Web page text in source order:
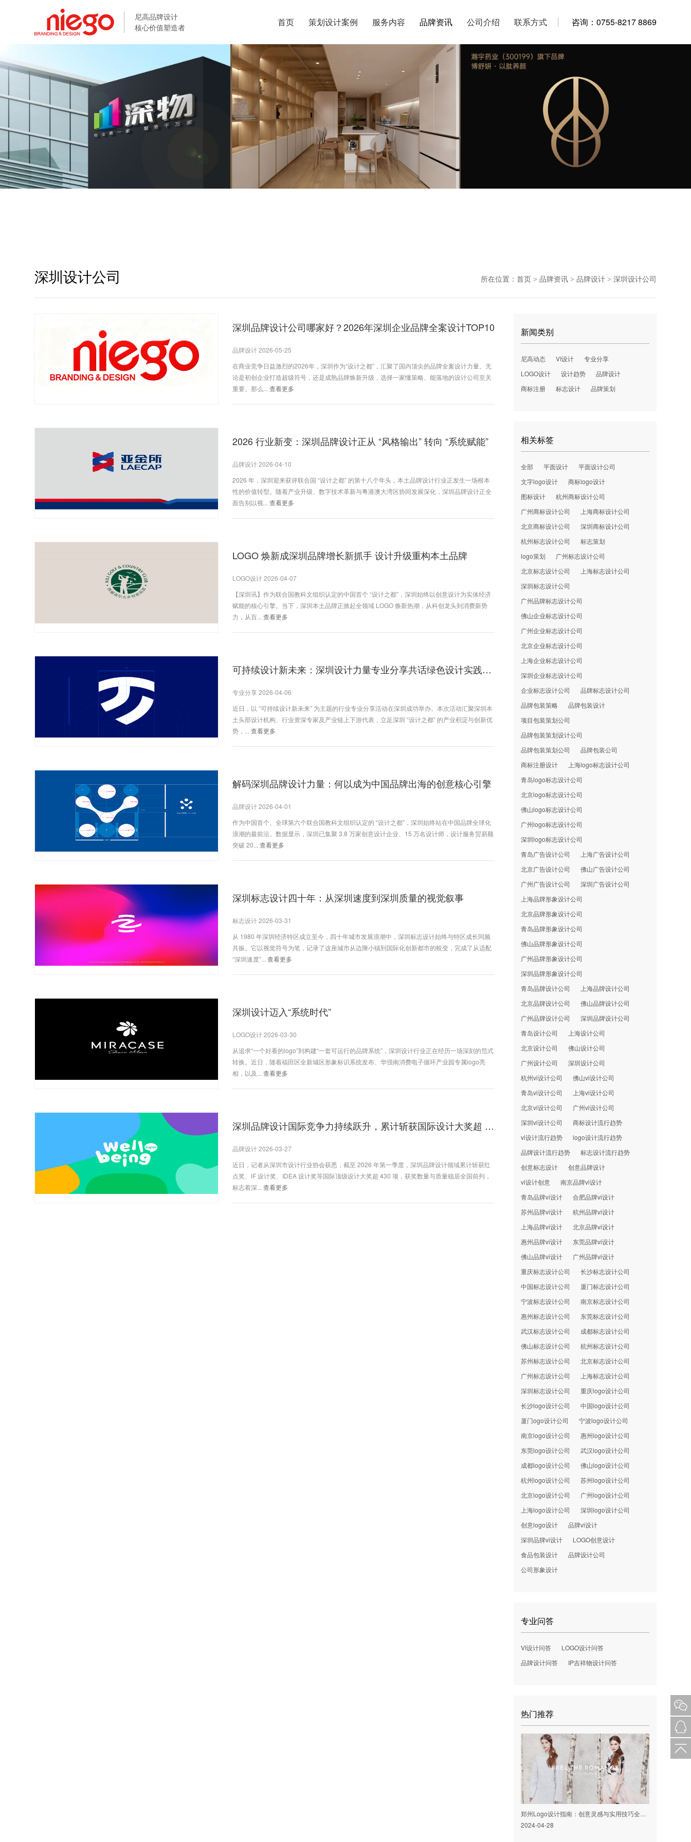
尼高品牌设计
核心价值塑造者
首页 策划设计案例 服务内容 品牌资讯 公司介绍 联系方式 咨询：0755-8217 8869
尼高品牌设计
核心价值塑造者
首页 策划设计案例 服务内容 品牌资讯 公司介绍 联系方式 咨询：0755-8217 8869
深圳设计公司 所在位置： 首页 > 品牌资讯 > 品牌设计 > 深圳设计公司
深圳品牌设计公司哪家好？2026年深圳企业品牌全案设计TOP10
品牌设计 2026-05-25
在商业竞争日益激烈的2026年，深圳作为“设计之都”，汇聚了国内顶尖的品牌全案设计力量。无
论是初创企业打造超级符号，还是成熟品牌焕新升级，选择一家懂策略、能落地的设计公司至关
重要。那么...查看更多
2026 行业新变：深圳品牌设计正从 “风格输出” 转向 “系统赋能”
品牌设计 2026-04-10
2026 年，深圳迎来获评联合国 “设计之都” 的第十八个年头，本土品牌设计行业正发生一场根本
性的价值转型。随着产业升级、数字技术革新与粤港澳大湾区协同发展深化，深圳品牌设计正全
面告别以视...查看更多
LOGO 焕新成深圳品牌增长新抓手 设计升级重构本土品牌
LOGO设计 2026-04-07
【深圳讯】作为联合国教科文组织认定的中国首个 “设计之都”，深圳始终以创意设计为实体经济
赋能的核心引擎。当下，深圳本土品牌正掀起全领域 LOGO 焕新热潮，从科创龙头到消费新势
力，从百...查看更多
可持续设计新未来：深圳设计力量专业分享共话绿色设计实践路径
专业分享 2026-04-06
近日，以 “可持续设计新未来” 为主题的行业专业分享活动在深圳成功举办。本次活动汇聚深圳本
土头部设计机构、行业资深专家及产业链上下游代表，立足深圳 “设计之都” 的产业积淀与创新优
势，...查看更多
解码深圳品牌设计力量：何以成为中国品牌出海的创意核心引擎
品牌设计 2026-04-01
作为中国首个、全球第六个联合国教科文组织认定的 “设计之都”，深圳始终站在中国品牌全球化
浪潮的最前沿。数据显示，深圳已集聚 3.8 万家创意设计企业、15 万名设计师，设计服务贸易额
突破 20...查看更多
深圳标志设计四十年：从深圳速度到深圳质量的视觉叙事
标志设计 2026-03-31
从 1980 年深圳经济特区成立至今，四十年城市发展浪潮中，深圳标志设计始终与特区成长同频
共振。它以视觉符号为笔，记录了这座城市从边陲小镇到国际化创新都市的蜕变，完成了从适配
“深圳速度”...查看更多
深圳设计迈入“系统时代”
LOGO设计 2026-03-30
从追求“一个好看的logo”到构建“一套可运行的品牌系统”，深圳设计行业正在经历一场深刻的范式
转换。近日，随着福田区全新城区形象标识系统发布、华强南消费电子循环产业园专属logo亮
相，以及...查看更多
深圳品牌设计国际竞争力持续跃升，累计斩获国际设计大奖超 430 项
品牌设计 2026-03-27
近日，记者从深圳市设计行业协会获悉，截至 2026 年第一季度，深圳品牌设计领域累计斩获红
点奖、iF 设计奖、IDEA 设计奖等国际顶级设计大奖超 430 项，获奖数量与质量稳居全国前列，
标志着深...查看更多
新闻类别
尼高动态 VI设计
专业分享
LOGO设计
设计趋势
品牌设计
商标注册
标志设计 品牌策划
相关标签
全部 平面设计
平面设计公司
文字logo设计
商标logo设计
图标设计
杭州商标设计公司
广州商标设计公司
上海商标设计公司
北京商标设计公司
深圳商标设计公司
杭州标志设计公司
标志策划
logo策划
广州标志设计公司
北京标志设计公司
上海标志设计公司
深圳标志设计公司
广州品牌标志设计公司
佛山企业标志设计公司
广州企业标志设计公司
北京企业标志设计公司
上海企业标志设计公司
深圳企业标志设计公司
企业标志设计公司
品牌标志设计公司
品牌包装策略
品牌包装设计
项目包装策划公司
品牌包装策划设计公司
品牌包装策划公司
品牌包装公司
商标注册设计
上海logo标志设计公司
青岛logo标志设计公司
北京logo标志设计公司
佛山logo标志设计公司
广州logo标志设计公司
深圳logo标志设计公司
青岛广告设计公司
上海广告设计公司
北京广告设计公司
佛山广告设计公司
广州广告设计公司
深圳广告设计公司
上海品牌形象设计公司
北京品牌形象设计公司
青岛品牌形象设计公司
佛山品牌形象设计公司
广州品牌形象设计公司
深圳品牌形象设计公司
青岛品牌设计公司
上海品牌设计公司
北京品牌设计公司
佛山品牌设计公司
广州品牌设计公司
深圳品牌设计公司
青岛设计公司
上海设计公司
北京设计公司
佛山设计公司
广州设计公司
深圳设计公司
杭州vi设计公司
佛山vi设计公司
青岛vi设计公司
上海vi设计公司
北京vi设计公司
广州vi设计公司
深圳vi设计公司
商标设计流行趋势
vi设计流行趋势
logo设计流行趋势
品牌设计流行趋势
标志设计流行趋势
创意标志设计
创意品牌设计
vi设计创意
南京品牌vi设计
青岛品牌vi设计
合肥品牌vi设计
苏州品牌vi设计
杭州品牌vi设计
上海品牌vi设计
北京品牌vi设计
惠州品牌vi设计
东莞品牌vi设计
佛山品牌vi设计
广州品牌vi设计
重庆标志设计公司
长沙标志设计公司
中国标志设计公司
厦门标志设计公司
宁波标志设计公司
南京标志设计公司
惠州标志设计公司
东莞标志设计公司
武汉标志设计公司
成都标志设计公司
佛山标志设计公司
杭州标志设计公司
苏州标志设计公司
北京标志设计公司
广州标志设计公司
上海标志设计公司
深圳标志设计公司
重庆logo设计公司
长沙logo设计公司
中国logo设计公司
厦门ogo设计公司
宁波logo设计公司
南京logo设计公司
惠州logo设计公司
东莞logo设计公司
武汉logo设计公司
成都logo设计公司
佛山logo设计公司
杭州logo设计公司
苏州logo设计公司
北京logo设计公司
广州logo设计公司
上海logo设计公司
深圳logo设计公司
创意logo设计
品牌vi设计
深圳品牌vi设计
LOGO创意设计
食品包装设计
品牌设计公司
公司形象设计
专业问答
VI设计问答
LOGO设计问答
品牌设计问答
IP吉祥物设计问答
热门推荐
郑州Logo设计指南：创意灵感与实用技巧全揭秘！
2024-04-28